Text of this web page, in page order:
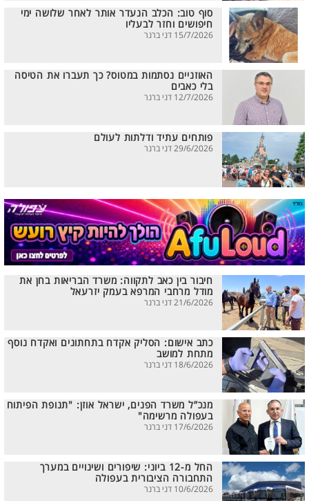
סוף טוב: הכלב הנעדר אותר לאחר שלושה ימי
חיפושים וחזר לבעליו
15/7/2026 דני ברנר
האוזניים נסתמות במטוס? כך תעברו את הטיסה
בלי כאבים
12/7/2026 דני ברנר
פותחים עתיד ודלתות לעולם
29/6/2026 דני ברנר
חיבור בין כאב לתקווה: משרד הבריאות בחן את
מודל מרחבי המרפא בעמק יזרעאל
21/6/2026 דני ברנר
כתב אישום: הסליק אקדח בתחתונים ואקדח נוסף
מתחת למושב
18/6/2026 דני ברנר
מנכ”ל משרד הפנים, ישראל אוזן: "תנופת הפיתוח
בעפולה מרשימה"
17/6/2026 דני ברנר
החל מ-12 ביוני: שיפורים ושינויים במערך
התחבורה הציבורית בעפולה
10/6/2026 דני ברנר